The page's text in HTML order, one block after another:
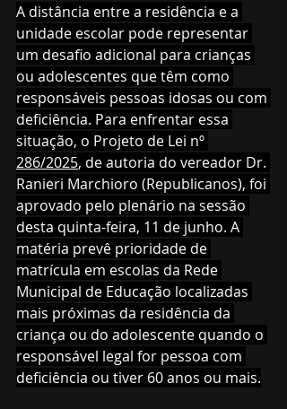
A distância entre a residência e a
unidade escolar pode representar
um desafio adicional para crianças
ou adolescentes que têm como
responsáveis pessoas idosas ou com
deficiência. Para enfrentar essa
situação, o Projeto de Lei nº
286/2025, de autoria do vereador Dr.
Ranieri Marchioro (Republicanos), foi
aprovado pelo plenário na sessão
desta quinta-feira, 11 de junho. A
matéria prevê prioridade de
matrícula em escolas da Rede
Municipal de Educação localizadas
mais próximas da residência da
criança ou do adolescente quando o
responsável legal for pessoa com
deficiência ou tiver 60 anos ou mais.